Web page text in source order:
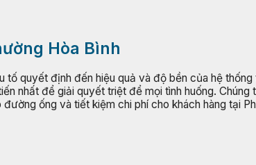
Hòa Bình
quyết định đến hiệu quả và độ bền của hệ
nhất để giải quyết triệt để mọi tình huống.
ống và tiết kiệm chi phí cho khách hàng tại